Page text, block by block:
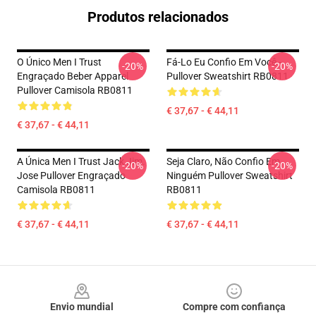
Produtos relacionados
O Único Men I Trust
Engraçado Beber Apparel
Pullover Camisola RB0811
€ 37,67 - € 44,11
-20%
Fá-Lo Eu Confio Em Você -
Pullover Sweatshirt RB0811
€ 37,67 - € 44,11
-20%
A Única Men I Trust Jack Jim.
Jose Pullover Engraçado
Camisola RB0811
€ 37,67 - € 44,11
-20%
Seja Claro, Não Confio Em
Ninguém Pullover Sweatshirt
RB0811
€ 37,67 - € 44,11
-20%
Envio mundial
Compre com confiança